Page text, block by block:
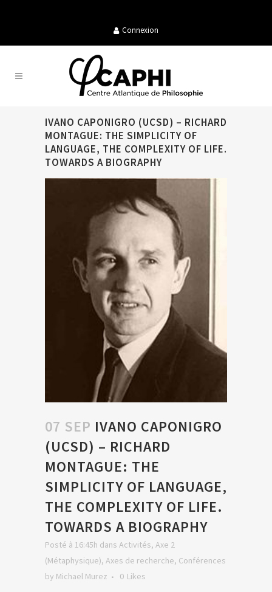
Connexion
IVANO CAPONIGRO (UCSD) – RICHARD
MONTAGUE: THE SIMPLICITY OF
LANGUAGE, THE COMPLEXITY OF LIFE.
TOWARDS A BIOGRAPHY
07 SEP IVANO CAPONIGRO
(UCSD) – RICHARD
MONTAGUE: THE
SIMPLICITY OF LANGUAGE,
THE COMPLEXITY OF LIFE.
TOWARDS A BIOGRAPHY
Posté à 16:45h dans Activités, Axe 2
(Métaphysique), Axes de recherche, Conférences
by Michael Murez 0 Likes